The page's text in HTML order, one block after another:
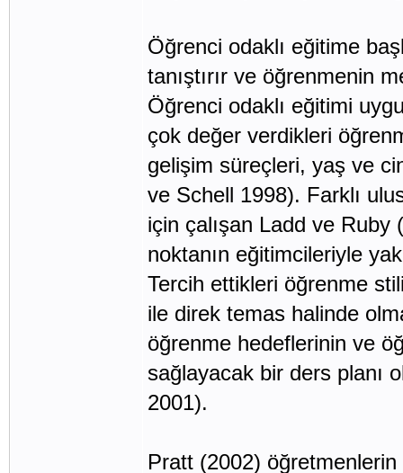
Öğrenci odaklı eğitime
tanıştırır ve öğrenmenin
Öğrenci odaklı eğitimi
çok değer verdikleri
gelişim süreçleri, yaş ve
ve Schell 1998). Farklı
için çalışan Ladd ve
noktanın eğitimcileriyle
Tercih ettikleri öğrenme
ile direk temas halinde
öğrenme hedeflerinin ve
sağlayacak bir ders planı
2001).
Pratt (2002)